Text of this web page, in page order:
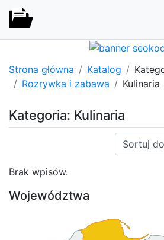
Strona główna Katalog
Rozrywka i zabawa
Kulinaria
Kategoria: Kulinaria
Sortuj:
Brak wpisów.
Województwa